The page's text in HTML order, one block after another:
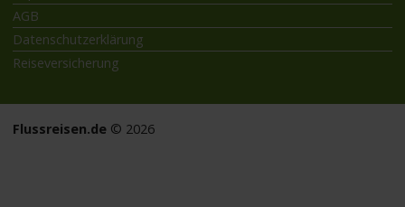
AGB
Datenschutzerklärung
Reiseversicherung
Flussreisen.de © 2026